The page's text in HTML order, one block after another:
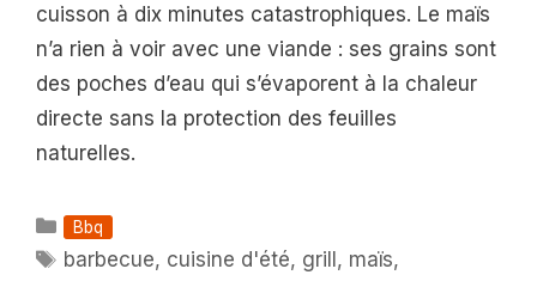
cuisson à dix minutes catastrophiques. Le maïs
n’a rien à voir avec une viande : ses grains sont
des poches d’eau qui s’évaporent à la chaleur
directe sans la protection des feuilles
naturelles.
Catégories
Bbq
Étiquettes
barbecue, cuisine d'été, grill, maïs,